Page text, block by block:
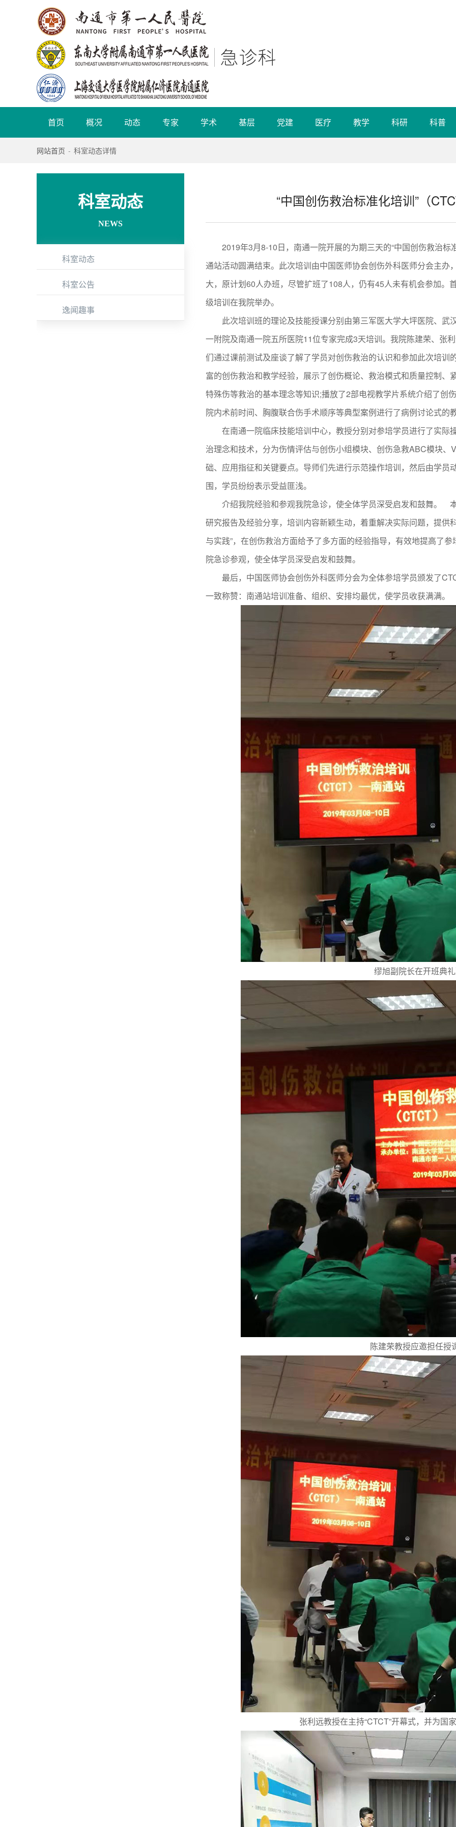
首页 概况 动态 专家 学术 基层 党建 医疗 教学 科研 科普
网站首页 - 科室动态详情
科室动态
NEWS
科室动态
科室公告
逸闻趣事
“中国创伤救治标准化培训”（
2019年3月8-10日，南通一院开展的为期三天的“中国创伤救治标
通站活动圆满结束。此次培训由中国医师协会创伤外科医师分会主办
大，原计划60人办班，尽管扩班了108人，仍有45人未有机会参加。
级培训在我院举办。
此次培训班的理论及技能授课分别由第三军医大学大坪医院、武
一附院及南通一院五所医院11位专家完成3天培训。我院陈建荣、张
们通过课前测试及座谈了解了学员对创伤救治的认识和参加此次培
富的创伤救治和教学经验，展示了创伤概论、救治模式和质量控制
特殊伤等救治的基本理念等知识;播放了2部电视教学片系统介绍了创
院内术前时间、胸腹联合伤手术顺序等典型案例进行了病例讨论式的
在南通一院临床技能培训中心，教授分别对参培学员进行了实际
治理念和技术，分为伤情评估与创伤小组模块、创伤急救ABC模块
础、应用指征和关键要点。导师们先进行示范操作培训，然后由学员
围，学员纷纷表示受益匪浅。
介绍我院经验和参观我院急诊，使全体学员深受启发和鼓舞。
研究报告及经验分享，培训内容新颖生动，着重解决实际问题，提供
与实践”，在创伤救治方面给予了多方面的经验指导，有效地提高了
院急诊参观，使全体学员深受启发和鼓舞。
最后，中国医师协会创伤外科医师分会为全体参培学员颁发了
一致称赞：南通站培训准备、组织、安排均最优，使学员收获满满。
缪旭副院长在开班典礼
陈建荣教授应邀担任授
张利远教授在主持“CTCT”开幕式，并为国